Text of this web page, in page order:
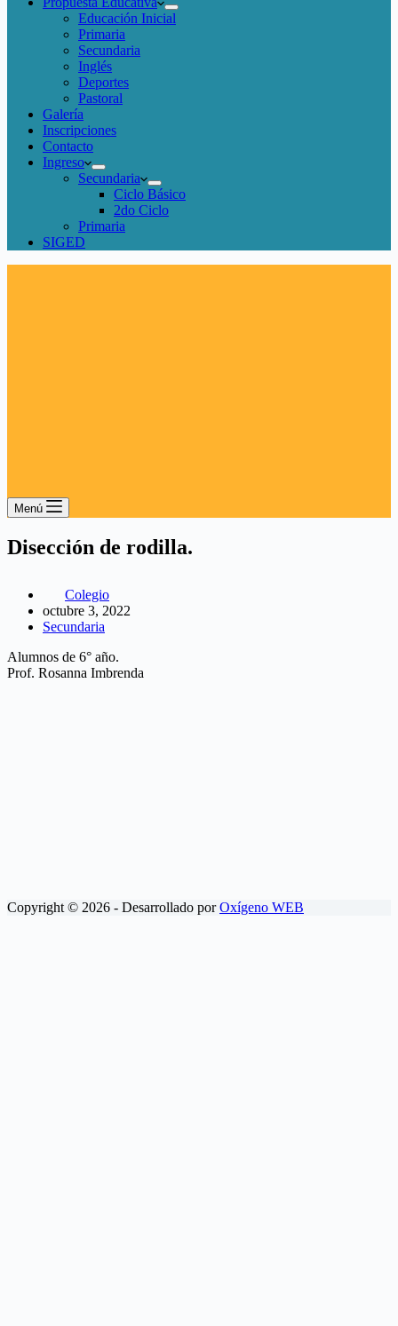
Educación Inicial
Primaria
Secundaria
Inglés
Deportes
Pastoral
Galería
Inscripciones
Contacto
Ingreso
Secundaria
Ciclo Básico
2do Ciclo
Primaria
SIGED
Menú
Disección de rodilla.
Colegio
octubre 3, 2022
Secundaria
Alumnos de 6° año.
Prof. Rosanna Imbrenda
Copyright © 2026 - Desarrollado porOxígeno WEB